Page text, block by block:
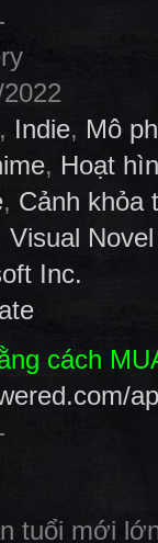
, Indie, Mô
, Hoạt
, Cảnh khỏa
Visual Novel
Inc.
cách
tuổi mới